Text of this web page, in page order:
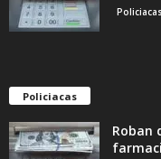
Policiacas
Policiacas
Roban